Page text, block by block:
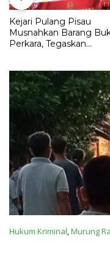
Kejari Pulang Pisau
Musnahkan Barang
Perkara, Tegaskan
Hukum Kriminal,Murung